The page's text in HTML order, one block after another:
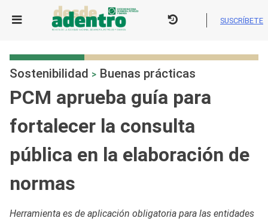
SUSCRÍBETE
Sostenibilidad > Buenas prácticas
PCM aprueba guía para
fortalecer la consulta
pública en la elaboración de
normas
Herramienta es de aplicación obligatoria para las entidades